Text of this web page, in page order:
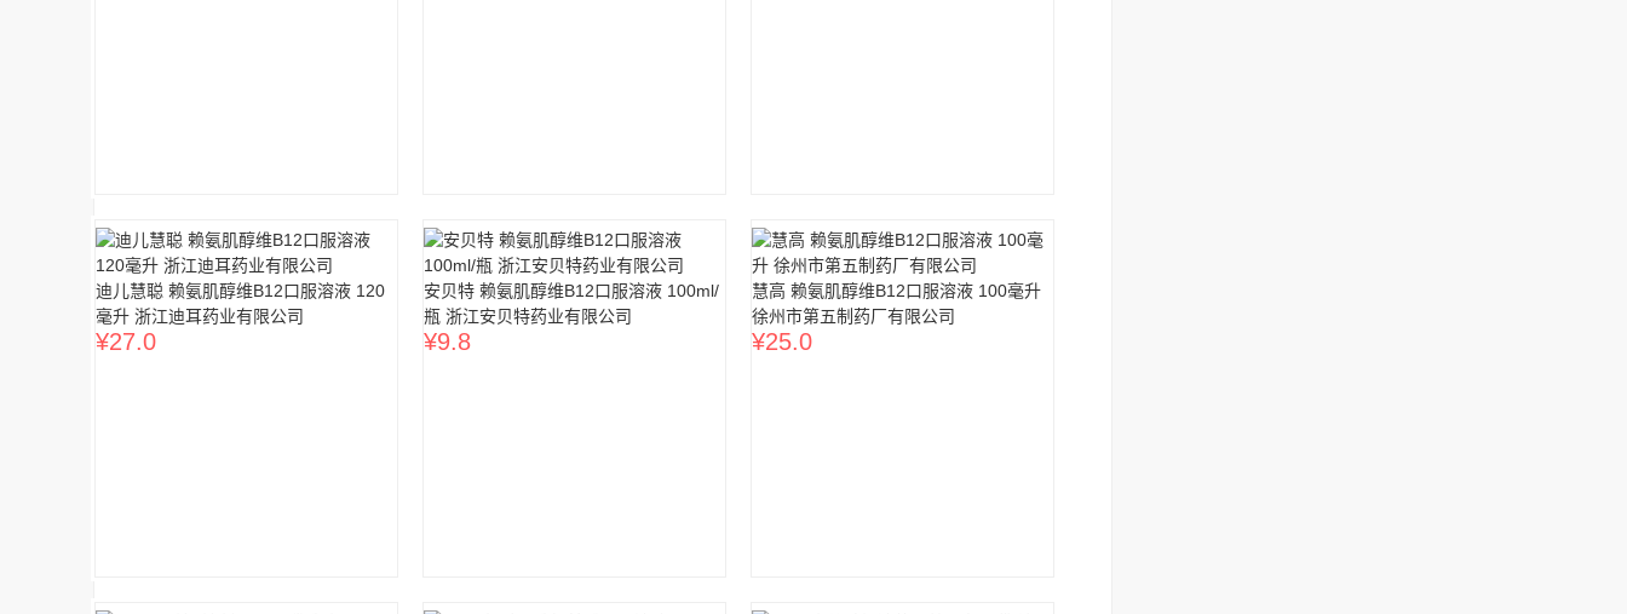
迪儿慧聪 赖氨肌醇维B12口服溶液 120
毫升 浙江迪耳药业有限公司
¥27.0
安贝特 赖氨肌醇维B12口服溶液 100ml/
瓶 浙江安贝特药业有限公司
¥9.8
慧高 赖氨肌醇维B12口服溶液 100毫升
徐州市第五制药厂有限公司
¥25.0